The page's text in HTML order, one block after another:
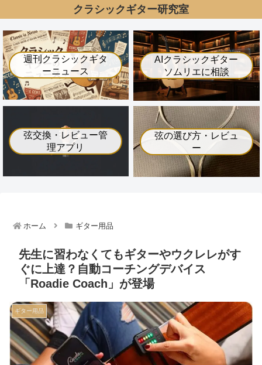
クラシックギター研究室
週刊クラシックギタ
ーニュース
AIクラシックギター
ソムリエに相談
弦交換・レビュー管
理アプリ
弦の選び方・レビュ
ー
ホーム ギター用品
先生に習わなくてもギターやウクレレがす
ぐに上達？自動コーチングデバイス
「Roadie Coach」が登場
ギター用品